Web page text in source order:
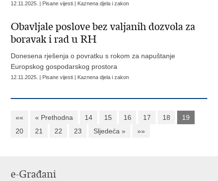
12.11.2025. | Pisane vijesti | Kaznena djela i zakon
Obavljale poslove bez valjanih dozvola za
boravak i rad u RH
Donesena rješenja o povratku s rokom za napuštanje
Europskog gospodarskog prostora
12.11.2025. | Pisane vijesti | Kaznena djela i zakon
«« « Prethodna 14 15 16 17 18
19
20
21 22 23 Sljedeća » »»
e-Građani